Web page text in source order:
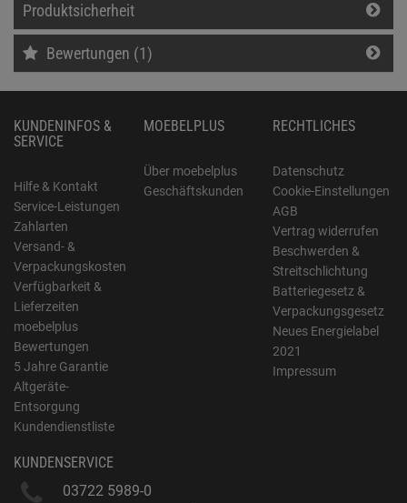
Produktsicherheit
Bewertungen (1)
KUNDENINFOS &
SERVICE
Hilfe & Kontakt
Service-Leistungen
Zahlarten
Versand- &
Verpackungskosten
Verfügbarkeit &
Lieferzeiten
moebelplus
Bewertungen
5 Jahre Garantie
Altgeräte-
Entsorgung
Kundendienstliste
MOEBELPLUS
Über moebelplus
Geschäftskunden
RECHTLICHES
Datenschutz
Cookie-Einstellungen
AGB
Vertrag widerrufen
Beschwerden &
Streitschlichtung
Batteriegesetz &
Verpackungsgesetz
Neues Energielabel
2021
Impressum
KUNDENSERVICE
03722 5989-0